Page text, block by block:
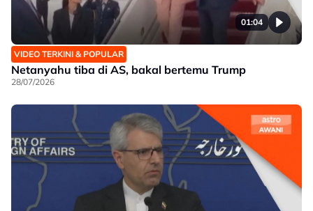
01:04
VIDEO TERKINI & POPULAR
Netanyahu tiba di AS, bakal bertemu Trump
28/07/2026